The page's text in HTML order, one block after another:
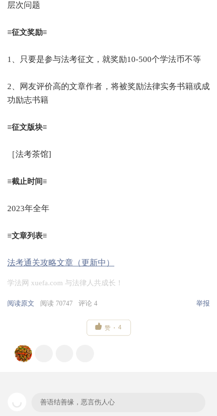
层次问题
≡征文奖励≡
1、只要是参与法考征文，就奖励10-500个学法币不等
2、网友评价高的文章作者，将被奖励法律实务书籍或成
功励志书籍
≡征文版块≡
［法考茶馆]
≡截止时间≡
2023年全年
≡文章列表≡
法考通关攻略文章（更新中）
学法网 xuefa.com 与法律人共成长！
阅读原文 阅读 70747 评论 4 举报
 赞 4
善语结善缘，恶言伤人心